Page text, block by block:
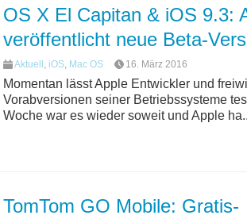
OS X El Capitan & iOS 9.3:
veröffentlicht neue Beta-
Aktuell , iOS, Mac OS 16. März 2016
Momentan lässt Apple Entwickler und
Vorabversionen seiner Betriebssysteme
Woche war es wieder soweit und Apple
TomTom GO Mobile: Gratis-